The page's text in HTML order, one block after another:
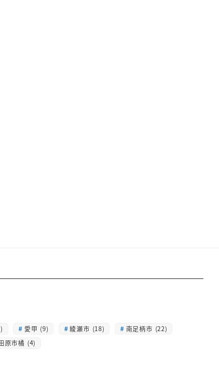
愛甲 (9) 綾瀬市 (18)
南足柄市 (22)
原市橘 (4)